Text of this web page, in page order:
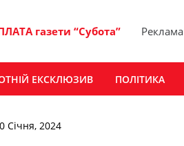
газети “Субота” Реклама
ЕКСКЛЮЗИВ ПОЛІТИКА
Січня, 2024